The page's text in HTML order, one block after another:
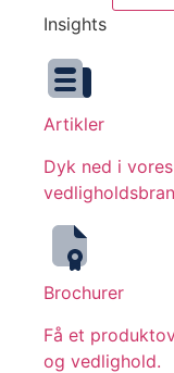
Insights
Artikler
Dyk ned i
Brochurer
Få et
og vedlighold.